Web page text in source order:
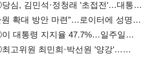
심, 김민석·정청래 '초접전'…대통령
로'(종합)
원 확대 방안 마련”…로이터에 성명
대통령 지지율 47.7%…일주일
고위원 최민희·박선원 '양강'…